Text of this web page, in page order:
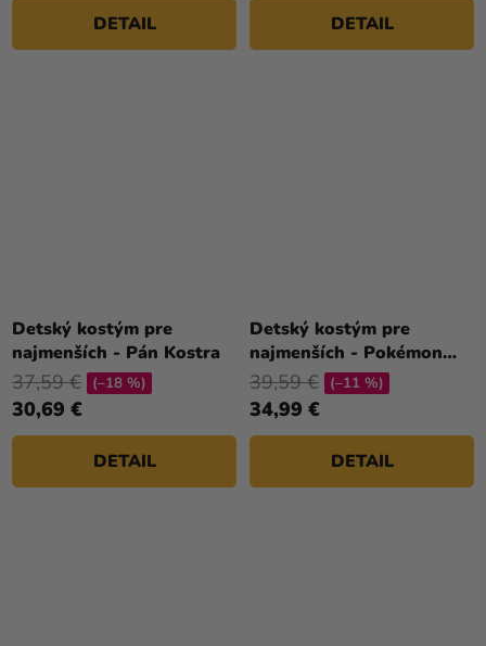
DETAIL DETAIL
Detský kostým pre
najmenších - Pán Kostra
30,69 €
37,59 € (–18 %)
DETAIL
Detský kostým pre
najmenších - Pokémon
Pikachu
34,99 €
39,59 € (–11 %)
DETAIL